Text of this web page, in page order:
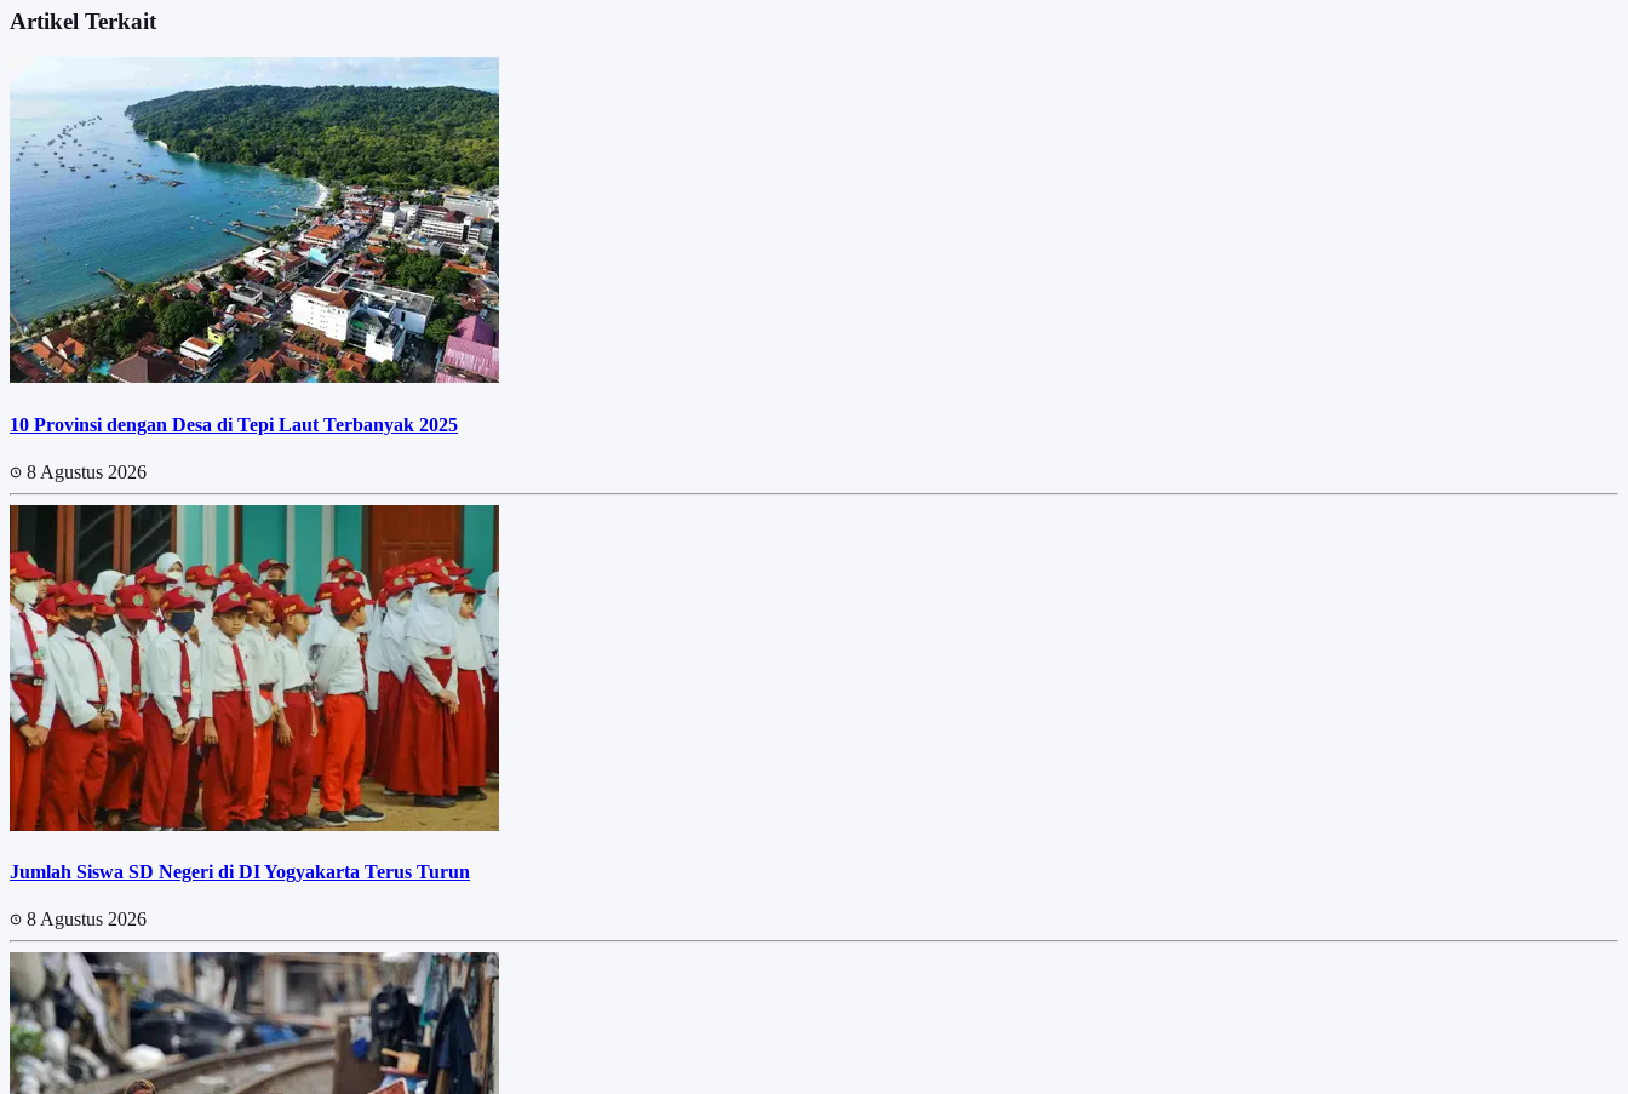
Artikel Terkait
10 Provinsi dengan Desa di Tepi Laut Terbanyak 2025
8 Agustus 2026
Jumlah Siswa SD Negeri di DI Yogyakarta Terus Turun
8 Agustus 2026